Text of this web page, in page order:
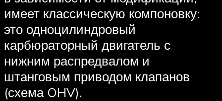
имеет классическую компоновку:
это одноцилиндровый
карбюраторный двигатель с
нижним распредвалом и
штанговым приводом клапанов
(схема OHV).